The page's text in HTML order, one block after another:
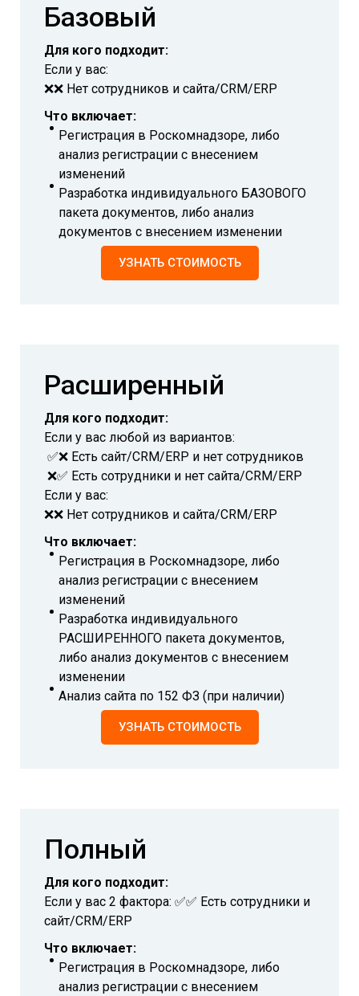
Базовый
Для кого подходит:
Если у вас:
❌❌ Нет сотрудников и сайта/CRM/ERP
Что включает:
Регистрация в Роскомнадзоре, либо
анализ регистрации с внесением
изменений
Разработка индивидуального БАЗОВОГО
пакета документов, либо анализ
документов с внесением изменении
УЗНАТЬ СТОИМОСТЬ
Расширенный
Для кого подходит:
Если у вас любой из вариантов:
✅❌ Есть сайт/CRM/ERP и нет сотрудников
❌✅ Есть сотрудники и нет сайта/CRM/ERP
Если у вас:
❌❌ Нет сотрудников и сайта/CRM/ERP
Что включает:
Регистрация в Роскомнадзоре, либо
анализ регистрации с внесением
изменений
Разработка индивидуального
РАСШИРЕННОГО пакета документов,
либо анализ документов с внесением
изменении
Анализ сайта по 152 ФЗ (при наличии)
УЗНАТЬ СТОИМОСТЬ
Полный
Для кого подходит:
Если у вас 2 фактора: ✅✅ Есть сотрудники и
сайт/CRM/ERP
Что включает:
Регистрация в Роскомнадзоре, либо
анализ регистрации с внесением